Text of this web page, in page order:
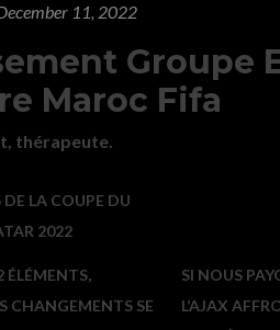
11, 2022
Groupe
Maroc Fifa
thérapeute.
DE LA COUPE DU
2022
ÉLÉMENTS,
CHANGEMENTS SE
SI NOUS
L’AJAX